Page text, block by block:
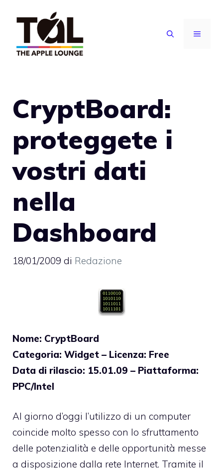
contenuto
MENU
CryptBoard:
proteggete i
vostri dati
nella
Dashboard
18/01/2009 di Redazione
Nome: CryptBoard
Categoria: Widget – Licenza: Free
Data di rilascio: 15.01.09 – Piattaforma:
PPC/Intel
Al giorno d’oggi l’utilizzo di un computer
coincide molto spesso con lo sfruttamento
delle potenzialità e delle opportunità messe
a disposizione dalla rete Internet. Tramite il